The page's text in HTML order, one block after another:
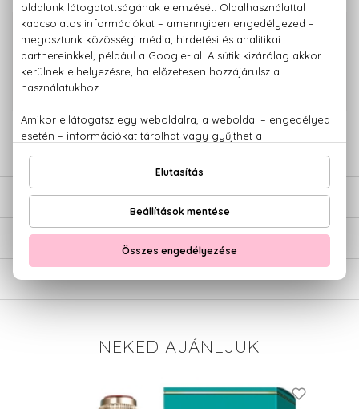
100% eredeti termékek, 14 napos visszaküldési garanciával
Kérdésed van, elakadtál? Hívd ügyfélszolgálatunkat:
779 1926
LEÍRÁS
ÉRTÉKELÉSEK (0)
SZÁLLÍTÁS
NEKED AJÁNLJUK